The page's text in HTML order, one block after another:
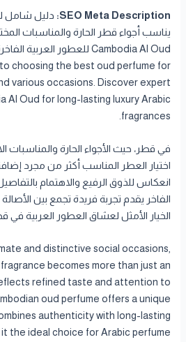
SEO Meta Description: دليل شامل
يناسب أجواء قطر الحارة والمناسبات
choosing the best oud perfume for
various occasions. Discover expert
Al Oud for long-lasting luxury Arabic
fragrances.
في قطر، حيث الأجواء الحارة والمناسبات
اختيار العطر المناسب أكثر من مجرد
انعكاس للذوق الرفيع والاهتمام
الفاخر يقدم تجربة فريدة تجمع بين
الخيار الأمثل لعشاق العطور العربية في
and distinctive social occasions,
becomes more than just an
refined taste and attention to
oud perfume offers a unique
authenticity with long-lasting
the ideal choice for Arabic perfume